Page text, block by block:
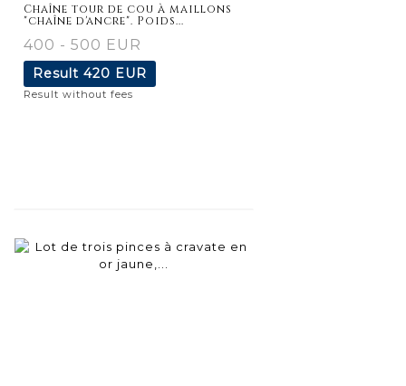
Chaîne tour de cou à maillons
"chaîne d'ancre". Poids...
400 - 500 EUR
Result 420 EUR
Result without fees